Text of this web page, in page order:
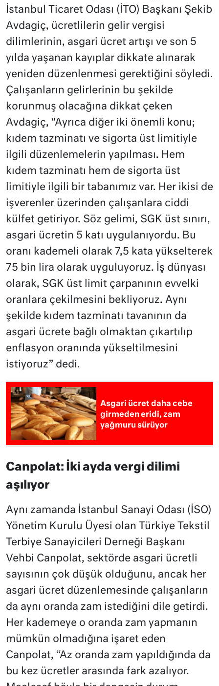
İstanbul Ticaret Odası (İTO) Başkanı Şekib
Avdagiç, ücretlilerin gelir vergisi
dilimlerinin, asgari ücret artışı ve son 5
yılda yaşanan kayıplar dikkate alınarak
yeniden düzenlenmesi gerektiğini söyledi.
Çalışanların gelirlerinin bu şekilde
korunmuş olacağına dikkat çeken
Avdagiç, “Ayrıca diğer iki önemli konu;
kıdem tazminatı ve sigorta üst limitiyle
ilgili düzenlemelerin yapılması. Hem
kıdem tazminatı hem de sigorta üst
limitiyle ilgili bir tabanımız var. Her ikisi de
işverenler üzerinden çalışanlara ciddi
külfet getiriyor. Söz gelimi, SGK üst sınırı,
asgari ücretin 5 katı uygulanıyordu. Bu
oranı kademeli olarak 7,5 kata yükselterek
75 bin lira olarak uyguluyoruz. İş dünyası
olarak, SGK üst limit çarpanının evvelki
oranlara çekilmesini bekliyoruz. Aynı
şekilde kıdem tazminatı tavanının da
asgari ücrete bağlı olmaktan çıkartılıp
enflasyon oranında yükseltilmesini
istiyoruz” dedi.
Asgari ücret daha cebe
girmeden eridi, zam
yağmuru sürüyor
Canpolat: İki ayda vergi dilimi
aşılıyor
Aynı zamanda İstanbul Sanayi Odası (İSO)
Yönetim Kurulu Üyesi olan Türkiye Tekstil
Terbiye Sanayicileri Derneği Başkanı
Vehbi Canpolat, sektörde asgari ücretli
sayısının çok düşük olduğunu, ancak her
asgari ücret düzenlemesinde çalışanların
da aynı oranda zam istediğini dile getirdi.
Her kademeye o oranda zam yapmanın
mümkün olmadığına işaret eden
Canpolat, “Az oranda zam yapıldığında da
bu kez ücretler arasında fark azalıyor.